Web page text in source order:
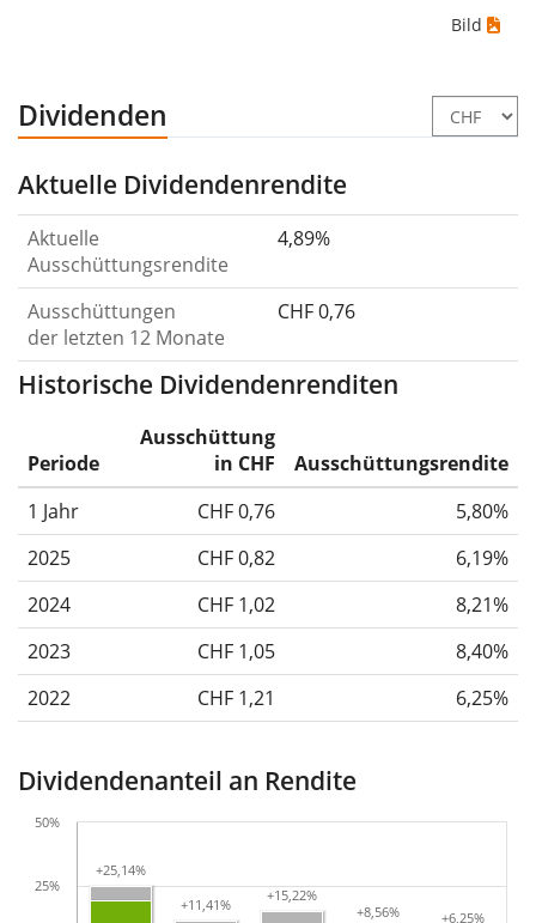
Bild
Dividenden
Aktuelle Dividendenrendite
Aktuelle
Ausschüttungsrendite
4,89%
Ausschüttungen
der letzten 12 Monate
CHF 0,76
Historische Dividendenrenditen
Periode
Ausschüttung
in CHF
Ausschüttungsrendite
1 Jahr
CHF 0,76
5,80%
2025
CHF 0,82
6,19%
2024
CHF 1,02
8,21%
2023
CHF 1,05
8,40%
2022
CHF 1,21 6,25%
Dividendenanteil an Rendite
+25,14%
+25,14%
+11,41%
+11,41%
+15,22%
+15,22%
+8,56%
+8,56% +6,25%
+6,25%
25%
50%